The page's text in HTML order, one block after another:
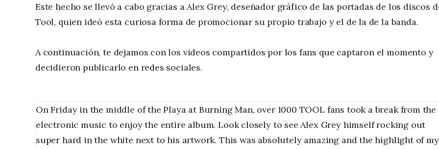
Este hecho se llevó a cabo gracias a Alex Grey, deseñador gráfico de las portadas de los discos
Tool, quien ideó esta curiosa forma de promocionar su propio trabajo y el de la de la banda.
A continuación, te dejamos con los videos compartidos por los fans que captaron el momento y
decidieron publicarlo en redes sociales.
On Friday in the middle of the Playa at Burning Man, over 1000 TOOL fans took a break from the
electronic music to enjoy the entire album. Look closely to see Alex Grey himself rocking out
super hard in the white next to his artwork. This was absolutely amazing and the highlight of my